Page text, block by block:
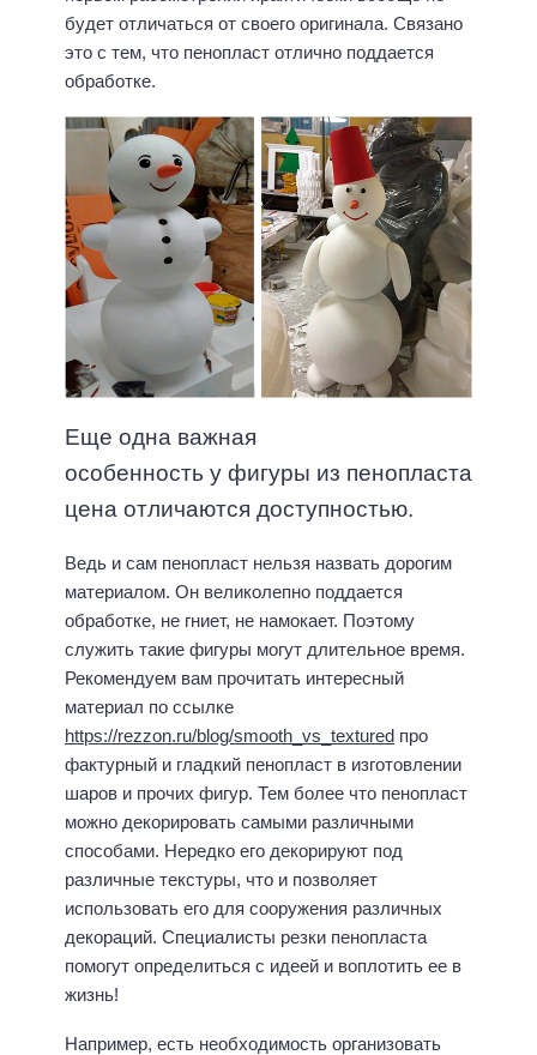
будет отличаться от своего оригинала. Связано
это с тем, что пенопласт отлично поддается
обработке.
Еще одна важная
особенность у фигуры из пенопласта
цена отличаются доступностью.
Ведь и сам пенопласт нельзя назвать дорогим
материалом. Он великолепно поддается
обработке, не гниет, не намокает. Поэтому
служить такие фигуры могут длительное время.
Рекомендуем вам прочитать интересный
материал по ссылке
https://rezzon.ru/blog/smooth_vs_textured про
фактурный и гладкий пенопласт в изготовлении
шаров и прочих фигур. Тем более что пенопласт
можно декорировать самыми различными
способами. Нередко его декорируют под
различные текстуры, что и позволяет
использовать его для сооружения различных
декораций. Специалисты резки пенопласта
помогут определиться с идеей и воплотить ее в
жизнь!
Например, есть необходимость организовать